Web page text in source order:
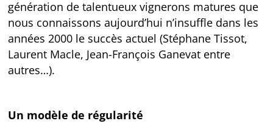
génération de talentueux vignerons matures que
nous connaissons aujourd’hui n’insuffle dans les
années 2000 le succès actuel (Stéphane Tissot,
Laurent Macle, Jean-François Ganevat entre
autres…).
Un modèle de régularité